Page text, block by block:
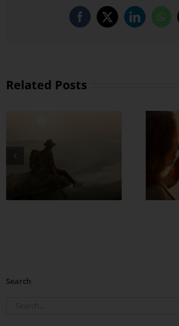
Facebook
X LinkedIn
Related Posts
အချစ်တွေ ပိုတိုးလာ
Search